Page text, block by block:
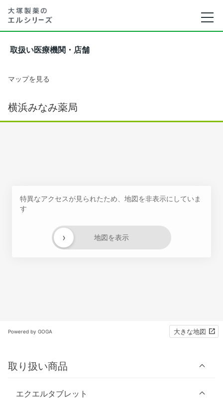
取扱い医療機関・店舗
マップを見る
横浜みなみ薬局
特異なアクセスが見られたため、地図を非表示にしていま
す
地図を表示
›
Powered by GOGA 大きな地図
取り扱い商品
エクエルタブレット